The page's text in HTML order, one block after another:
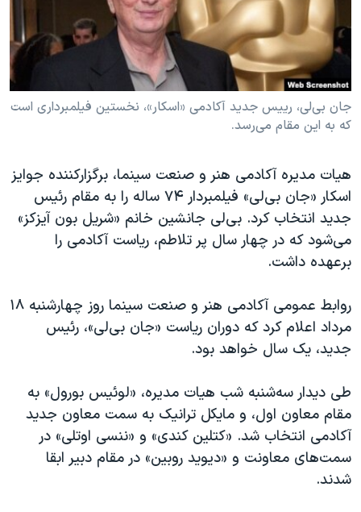
فرهنگ و زندگی
حقوق شهروندی
اقتصادی
علم و فناوری
اسرائیل در جنگ
آرشیو پخش زنده
مستندها
انتخابات ریاست جمهوری آمریکا ۲۰۲۴
حمله جمهوری اسلامی به اسرائیل
رمز مهسا
ورزش زنان در ایران
مجموعه مستندهای دادخواهی
تریبونال مردمی آبان ۹۸
دادگاه حمید نوری
قانون شفافیت دارائی کادر رهبری ایران
اعتراضات مردمی آبان ۹۸
نرگس محمدی برنده جایزه نوبل صلح
همایش محافظه‌کاران آمریکا «سی‌پک»
صفحه‌های ویژه
سفر پرزیدنت ترامپ به چین
دنبال کنید
زبانهای مختلف
جان بی‌لی، رییس جدید آکادمی «اسکار»، نخستین فیلمبرداری است
که به این مقام می‌رسد.
هیات مدیره آکادمی هنر و صنعت سینما، برگزارکننده جوایز
اسکار «جان بی‌لی» فیلمبردار ۷۴ ساله را به مقام رئیس
جدید انتخاب کرد. بی‌لی جانشین خانم «شریل بون آیزکز»
می‌شود که در چهار سال پر تلاطم، ریاست آکادمی را
برعهده داشت.
روابط عمومی آکادمی هنر و صنعت سینما روز چهارشنبه ۱۸
مرداد اعلام کرد که دوران ریاست «جان بی‌لی»، رئیس
جدید، یک سال خواهد بود.
طی دیدار سه‌شنبه شب هیات مدیره، «لوئیس بورول» به
مقام معاون اول، و مایکل ترانیک به سمت معاون جدید
آکادمی انتخاب شد. «کتلین کندی» و «ننسی اوتلی» در
سمت‌های معاونت و «دیوید روبین» در مقام دبیر ابقا
شدند.